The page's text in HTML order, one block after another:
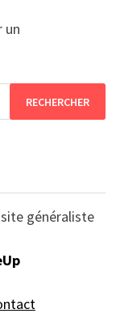
un
généraliste